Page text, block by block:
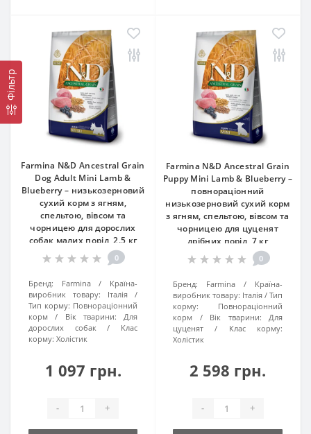
Фільтр
Farmina N&D Ancestral Grain
Dog Adult Mini Lamb &
Blueberry – низькозерновий
сухий корм з ягням,
спельтою, вівсом та
чорницею для дорослих
собак малих порід, 2.5 кг
0
Бренд: Farmina
Країна-
виробник товару:
Італія
Тип корму: Повнораціонний
корм
Вік тварини:
Для
дорослих собак
Клас
корму: Холістик
1 097 грн.
- +
Farmina N&D Ancestral Grain
Puppy Mini Lamb & Blueberry –
повнораціонний
низькозерновий сухий корм
з ягням, спельтою, вівсом та
чорницею для цуценят
дрібних порід, 7 кг
0
Бренд: Farmina
Країна-
виробник товару: Італія
Тип
корму:
Повнораціонний
корм
Вік тварини:
Для
цуценят
Клас корму:
Холістик
2 598 грн.
- +